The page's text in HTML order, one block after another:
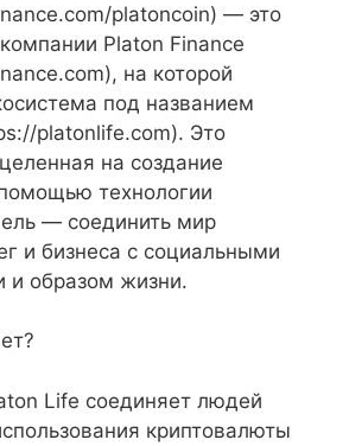
platoncoin) — это
Platon Finance
на которой
под названием
platonlife.com). Это
на создание
технологии
— соединить мир
и бизнеса с социальными
и образом жизни.
Life соединяет людей
криптовалюты